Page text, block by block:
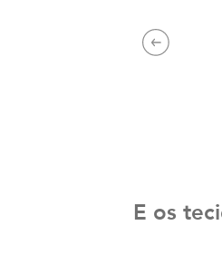
Previous
E os